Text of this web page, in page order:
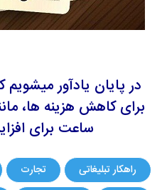
در پایان یادآور
برای کاهش هزینه ها،
ساعت برای
راهکار تبلیغاتی تجارت